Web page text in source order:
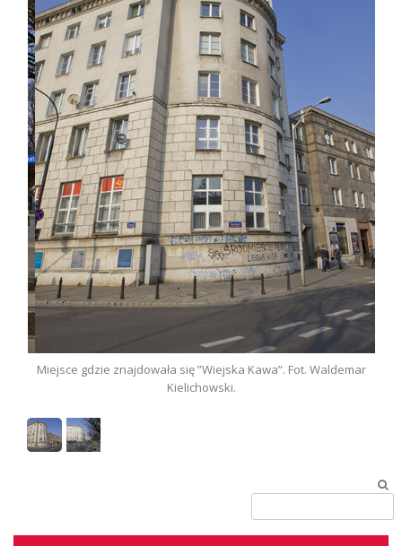
gdzie znajdowała się ”Wiejska Kawa”. Fot. Waldemar
Kielichowski.
Miejsce